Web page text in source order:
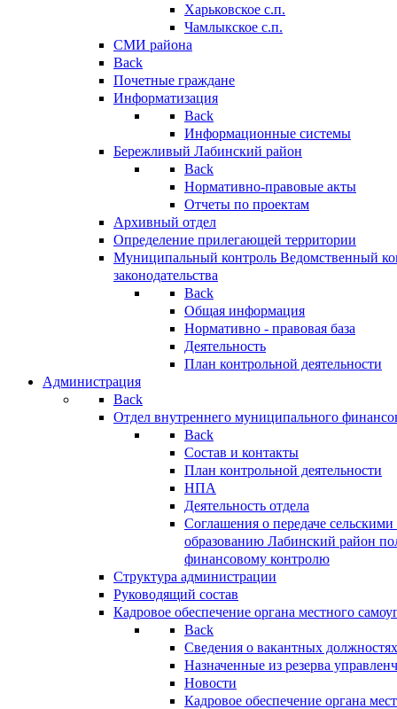
Харьковское с.п.
Чамлыкское с.п.
СМИ района
Back
Почетные граждане
Информатизация
Back
Информационные системы
Бережливый Лабинский район
Back
Нормативно-правовые акты
Отчеты по проектам
Архивный отдел
Определение прилегающей территории
Муниципальный контроль Ведомственный
законодательства
Back
Общая информация
Нормативно - правовая база
Деятельность
План контрольной деятельности
Администрация
Back
Отдел внутреннего муниципального
Back
Состав и контакты
План контрольной деятельности
НПА
Деятельность отдела
Соглашения о передаче
образованию Лабинский район
финансовому контролю
Структура администрации
Руководящий состав
Кадровое обеспечение органа местного
Back
Сведения о вакантных
Назначенные из резерва
Новости
Кадровое обеспечение органа